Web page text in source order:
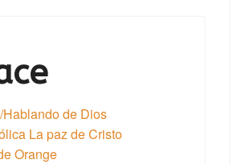
Hablando de Dios
La paz de Cristo
Orange